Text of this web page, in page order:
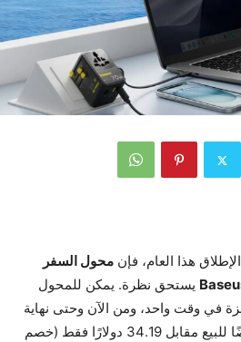
هذا العام، فإن محول السفر
يستحق نظرة. يمكن للمحول
في وقت واحد، ومن الآن وحتى نهاية
اليوم، 12 يناير، أصبح معروضًا للبيع مقابل 34.19 دولارًا فقط (خصم